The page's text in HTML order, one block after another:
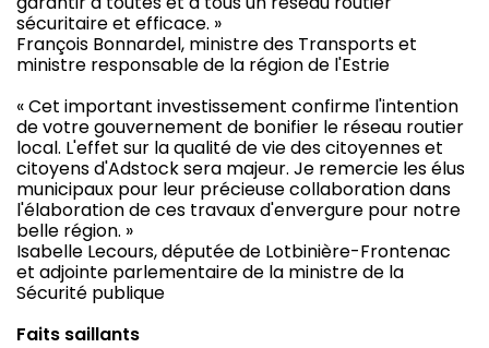
sécuritaire et efficace. »
François Bonnardel, ministre des Transports et
ministre responsable de la région de l'Estrie
« Cet important investissement confirme l'intention
de votre gouvernement de bonifier le réseau routier
local. L'effet sur la qualité de vie des citoyennes et
citoyens d'Adstock sera majeur. Je remercie les élus
municipaux pour leur précieuse collaboration dans
l'élaboration de ces travaux d'envergure pour notre
belle région. »
Isabelle Lecours, députée de Lotbinière-Frontenac
et adjointe parlementaire de la ministre de la
Sécurité publique
Faits saillants